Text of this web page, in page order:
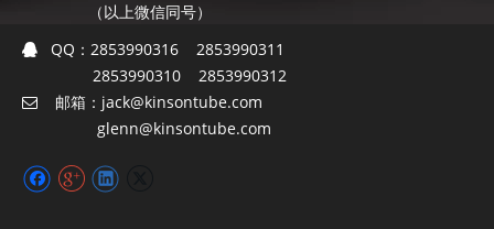
（以上微信同号）
 QQ： 2853990316 2853990311
2853990310 2853990312
 邮箱： jack@kinsontube.com
glenn@kinsontube.com